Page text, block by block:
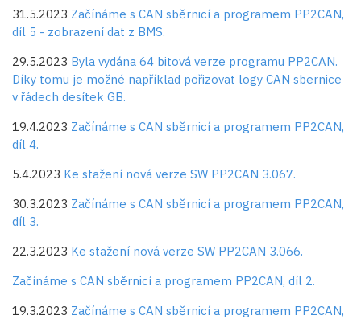
31.5.2023 Začínáme s CAN sběrnicí a programem PP2CAN,
díl 5 - zobrazení dat z BMS.
29.5.2023 Byla vydána 64 bitová verze programu PP2CAN.
Díky tomu je možné například pořizovat logy CAN sbernice
v řádech desítek GB.
19.4.2023 Začínáme s CAN sběrnicí a programem PP2CAN,
díl 4.
5.4.2023 Ke stažení nová verze SW PP2CAN 3.067.
30.3.2023 Začínáme s CAN sběrnicí a programem PP2CAN,
díl 3.
22.3.2023 Ke stažení nová verze SW PP2CAN 3.066.
Začínáme s CAN sběrnicí a programem PP2CAN, díl 2.
19.3.2023 Začínáme s CAN sběrnicí a programem PP2CAN,